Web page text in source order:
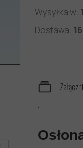
.
Wysyłka w:
Dostawa: